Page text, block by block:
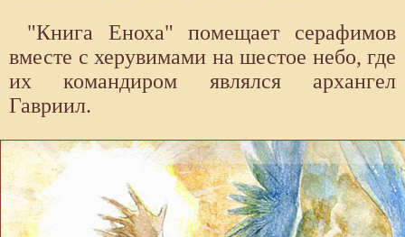
"Книга Еноха" помещает серафимов
вместе с херувимами на шестое небо, где
их командиром являлся архангел
Гавриил.